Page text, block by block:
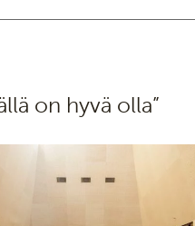
on hyvä olla”